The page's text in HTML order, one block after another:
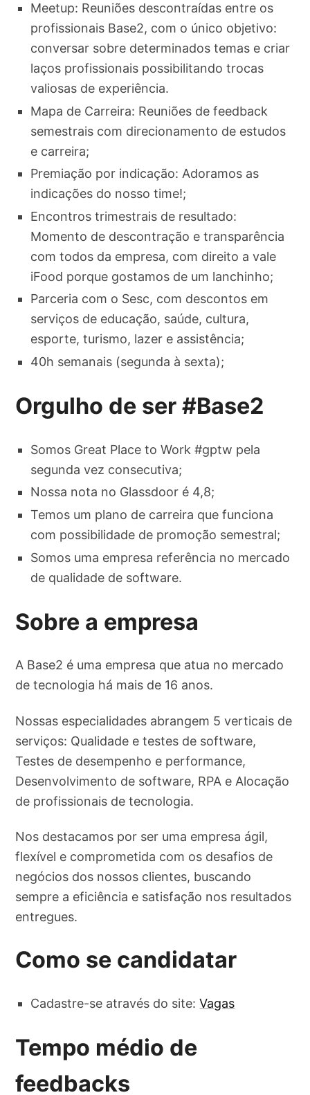
Meetup: Reuniões descontraídas entre os
profissionais Base2, com o único objetivo:
conversar sobre determinados temas e criar
laços profissionais possibilitando trocas
valiosas de experiência.
Mapa de Carreira: Reuniões de feedback
semestrais com direcionamento de estudos
e carreira;
Premiação por indicação: Adoramos as
indicações do nosso time!;
Encontros trimestrais de resultado:
Momento de descontração e transparência
com todos da empresa, com direito a vale
iFood porque gostamos de um lanchinho;
Parceria com o Sesc, com descontos em
serviços de educação, saúde, cultura,
esporte, turismo, lazer e assistência;
40h semanais (segunda à sexta);
Orgulho de ser #Base2
Somos Great Place to Work #gptw pela
segunda vez consecutiva;
Nossa nota no Glassdoor é 4,8;
Temos um plano de carreira que funciona
com possibilidade de promoção semestral;
Somos uma empresa referência no mercado
de qualidade de software.
Sobre a empresa
A Base2 é uma empresa que atua no mercado
de tecnologia há mais de 16 anos.
Nossas especialidades abrangem 5 verticais de
serviços: Qualidade e testes de software,
Testes de desempenho e performance,
Desenvolvimento de software, RPA e Alocação
de profissionais de tecnologia.
Nos destacamos por ser uma empresa ágil,
flexível e comprometida com os desafios de
negócios dos nossos clientes, buscando
sempre a eficiência e satisfação nos resultados
entregues.
Como se candidatar
Cadastre-se através do site:Vagas
Tempo médio de
feedbacks